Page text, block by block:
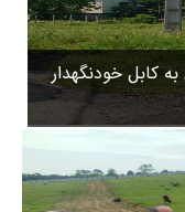
کابل خودنگهدار